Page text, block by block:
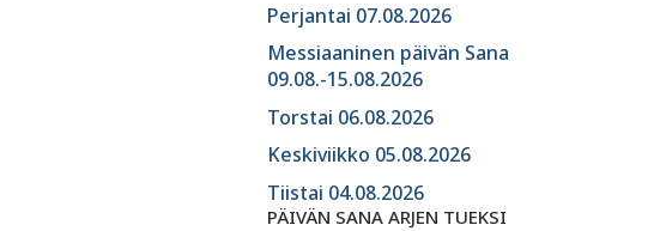
Perjantai 07.08.2026
Messiaaninen päivän Sana
09.08.-15.08.2026
Torstai 06.08.2026
Keskiviikko 05.08.2026
Tiistai 04.08.2026
PÄIVÄN SANA ARJEN TUEKSI